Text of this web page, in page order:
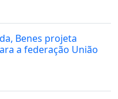
Benes projeta
a federação União